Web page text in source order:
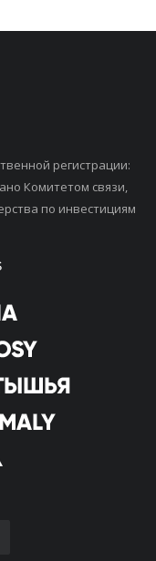
регистрации:
Комитетом связи,
по инвестициям